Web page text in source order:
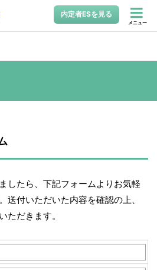
内定者ESを見る
メニュー
したら、下記フォームよりお気軽
送付いただいた内容を確認の上、
ただきます。